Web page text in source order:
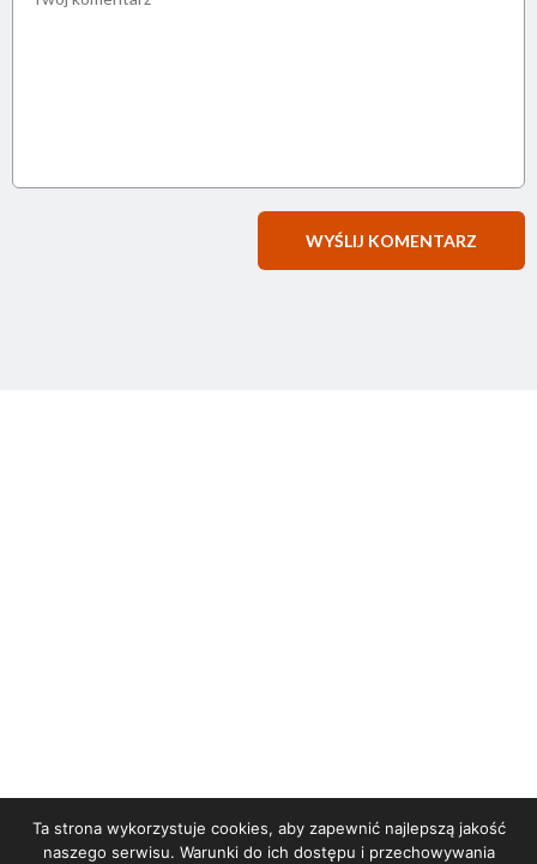
Ta strona wykorzystuje cookies, aby zapewnić najlepszą jakość
naszego serwisu. Warunki do ich dostępu i przechowywania
STRONA GŁÓWNA